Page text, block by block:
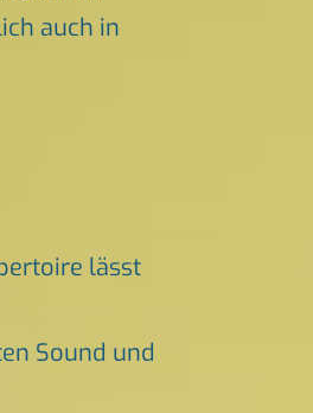
auch in
lässt
Sound und